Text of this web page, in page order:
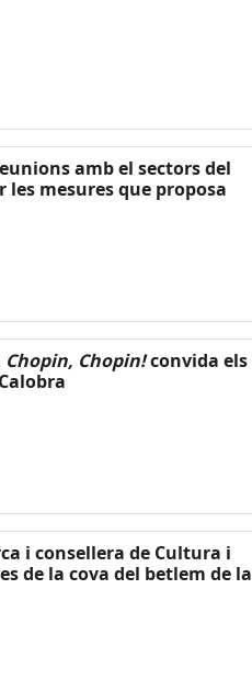
amb el sectors del
mesures que proposa
Chopin, Chopin!convida els
i consellera de Cultura i
de la cova del betlem de la